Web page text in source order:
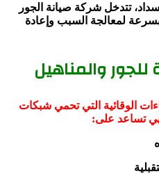
تتدخل شركة صيانة الجور
لمعالجة السبب وإعادة
للجور والمناهيل
الوقائية التي تحمي شبكات
تساعد على: